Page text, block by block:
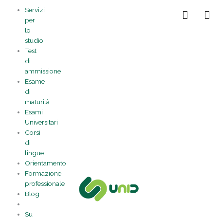
contenuto
Servizi
per
lo
studio
Test
di
ammissione
Esame
di
maturità
Esami
Universitari
Corsi
di
lingue
Orientamento
Formazione
professionale
Blog
Su